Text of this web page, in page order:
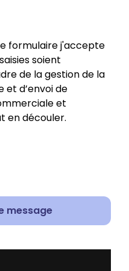
formulaire j'accepte
soient
de la gestion de la
d’envoi de
et
en découler.